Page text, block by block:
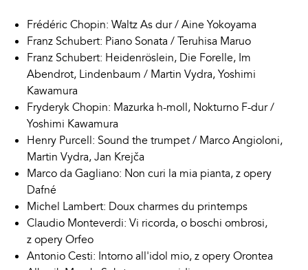
Frédéric Chopin: Waltz As dur / Aine Yokoyama
Franz Schubert: Piano Sonata / Teruhisa Maruo
Franz Schubert: Heidenröslein, Die Forelle, Im
Abendrot, Lindenbaum / Martin Vydra, Yoshimi
Kawamura
Fryderyk Chopin: Mazurka h-moll, Nokturno F-dur /
Yoshimi Kawamura
Henry Purcell: Sound the trumpet / Marco Angioloni,
Martin Vydra, Jan Krejča
Marco da Gagliano: Non curi la mia pianta, z opery
Dafné
Michel Lambert: Doux charmes du printemps
Claudio Monteverdi: Vi ricorda, o boschi ombrosi,
z opery Orfeo
Antonio Cesti: Intorno all'idol mio, z opery Orontea